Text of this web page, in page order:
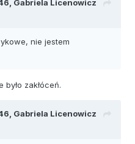
Gabriela Licenowicz
nie jestem
zakłóceń.
Gabriela Licenowicz